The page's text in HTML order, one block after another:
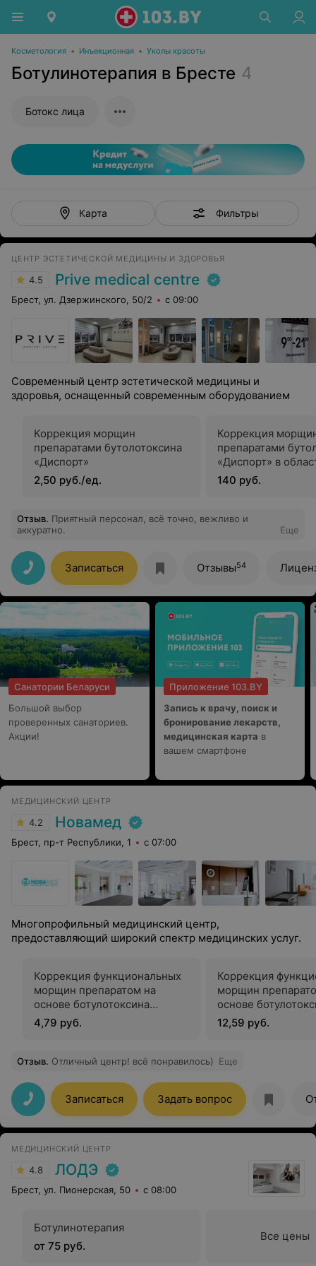
Косметология • Инъекционная • Уколы красоты
Ботулинотерапия в Бресте 4
Ботокс лица
Карта Фильтры
ЦЕНТР ЭСТЕТИЧЕСКОЙ МЕДИЦИНЫ И ЗДОРОВЬЯ
4.5 Prive medical centre
Брест, ул. Дзержинского, 50/2 с 09:00
Современный центр эстетической медицины и
здоровья, оснащенный современным оборудованием
Коррекция морщин
препаратами бутолотоксина
«Диспорт»
2,50 руб./ед.
Коррекция
препаратами
«Диспорт» в
зоны
140 руб.
Отзыв. Приятный персонал, всё точно, вежливо и
аккуратно.
Еще
Записаться Отзывы54
Санатории Беларуси
Большой выбор
проверенных санаториев.
Акции!
Приложение 103.BY
Запись к врачу, поиск и
бронирование лекарств,
медицинская карта в
вашем смартфоне
МЕДИЦИНСКИЙ ЦЕНТР
4.2 Новамед
Брест, пр-т Республики, 1 с 07:00
Многопрофильный медицинский центр,
предоставляющий широкий спектр медицинских услуг.
Коррекция функциональных
морщин препаратом на
основе ботулотоксина
«Диспорт» (1 единица)
4,79 руб.
Коррекция
морщин
основе
«Релатокс» (1
12,59 руб.
Отзыв. Отличный центр! всё понравилось) Еще
Записаться Задать вопрос
МЕДИЦИНСКИЙ ЦЕНТР
4.8 ЛОДЭ
Брест, ул. Пионерская, 50 с 08:00
Ботулинотерапия
от 75 руб.
Все цены